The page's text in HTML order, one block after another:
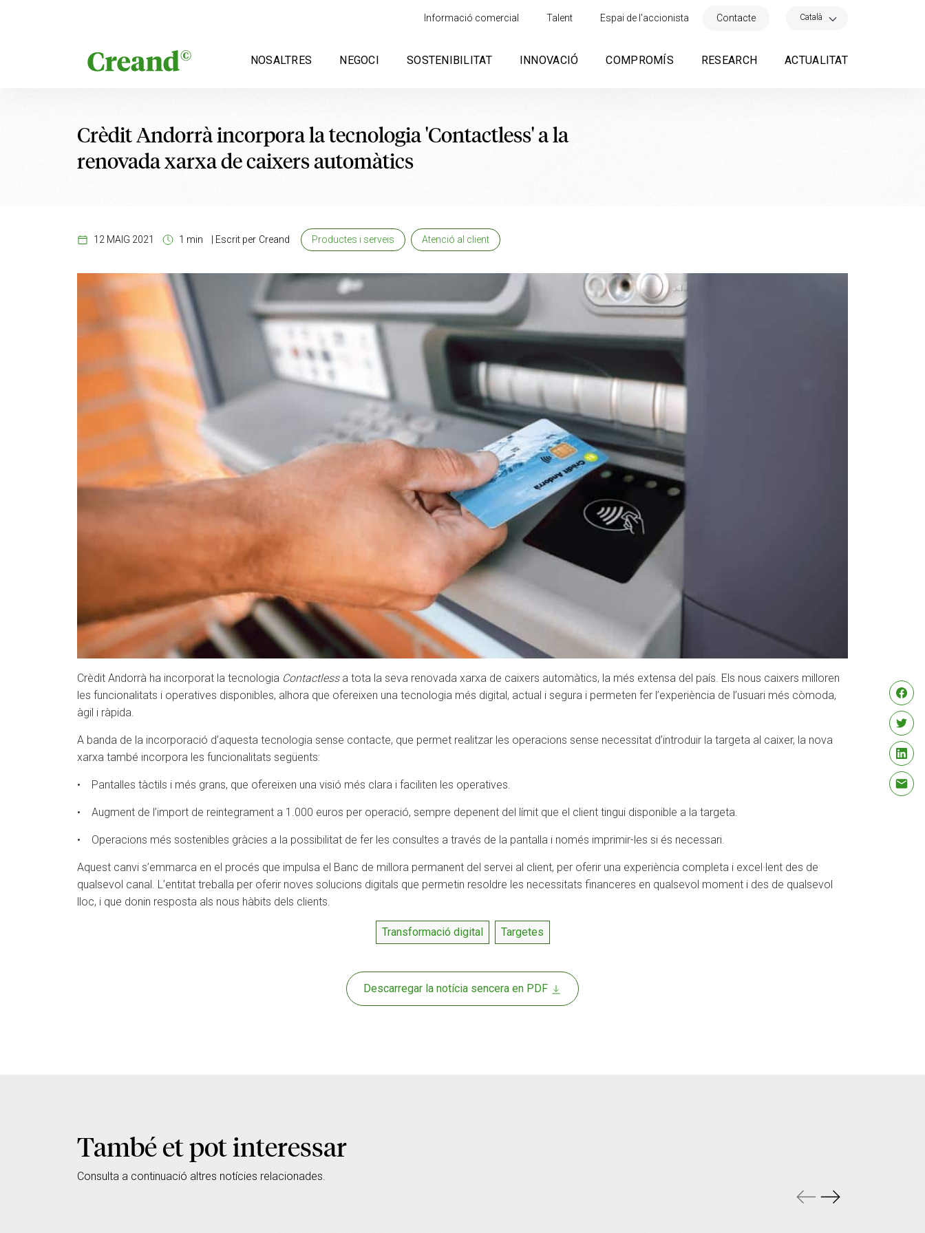
Informació comercial Talent Espai de l'accionista Contacte Català
NOSALTRES NEGOCI SOSTENIBILITAT INNOVACIÓ COMPROMÍS RESEARCH ACTUALITAT
Crèdit Andorrà incorpora la tecnologia 'Contactless' a la
renovada xarxa de caixers automàtics
12 MAIG 2021 1 min Escrit per Creand Productes i serveis Atenció al client
Crèdit Andorrà ha incorporat la tecnologia Contactlessa tota la seva renovada xarxa de caixers automàtics, la més extensa del país. Els nous caixers milloren
les funcionalitats i operatives disponibles, alhora que ofereixen una tecnologia més digital, actual i segura i permeten fer l’experiència de l’usuari més còmoda,
àgil i ràpida.
A banda de la incorporació d’aquesta tecnologia sense contacte, que permet realitzar les operacions sense necessitat d’introduir la targeta al caixer, la nova
xarxa també incorpora les funcionalitats següents:
• Pantalles tàctils i més grans, que ofereixen una visió més clara i faciliten les operatives.
• Augment de l’import de reintegrament a 1.000 euros per operació, sempre depenent del límit que el client tingui disponible a la targeta.
• Operacions més sostenibles gràcies a la possibilitat de fer les consultes a través de la pantalla i només imprimir-les si és necessari.
Aquest canvi s’emmarca en el procés que impulsa el Banc de millora permanent del servei al client, per oferir una experiència completa i excel·lent des de
qualsevol canal. L’entitat treballa per oferir noves solucions digitals que permetin resoldre les necessitats financeres en qualsevol moment i des de qualsevol
lloc, i que donin resposta als nous hàbits dels clients.
Transformació digital Targetes
Descarregar la notícia sencera en PDF
També et pot interessar
Consulta a continuació altres notícies relacionades.